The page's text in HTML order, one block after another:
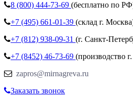
8 (800) 444-73-69 (бесплатно по
+7 (495) 661-01-39 (склад г.
+7 (812) 938-09-31 (г. Санкт-
+7 (8452) 46-73-69 (производство
zapros@mirnagreva.ru
Заказать звонок